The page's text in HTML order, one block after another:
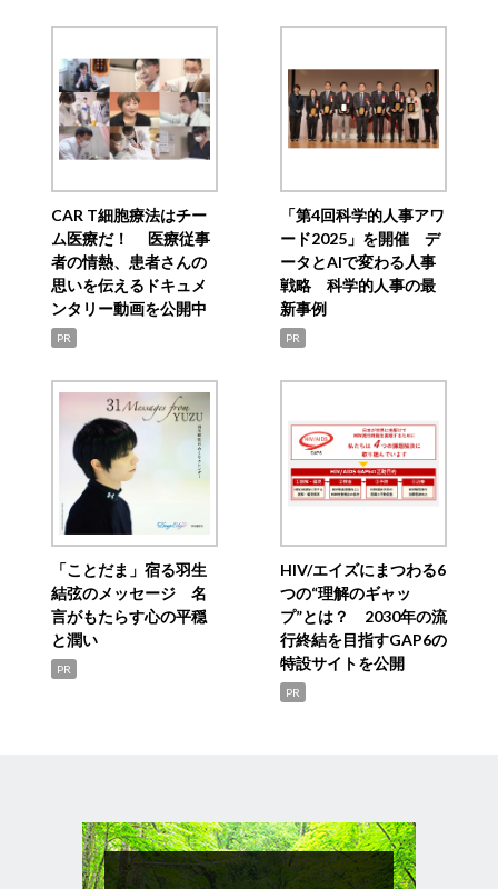
CAR T細胞療法はチー
ム医療だ！ 医療従事
者の情熱、患者さんの
思いを伝えるドキュメ
ンタリー動画を公開中
PR
「第4回科学的人事アワ
ード2025」を開催 デ
ータとAIで変わる人事
戦略 科学的人事の最
新事例
PR
「ことだま」宿る羽生
結弦のメッセージ 名
言がもたらす心の平穏
と潤い
PR
HIV/エイズにまつわる6
つの“理解のギャッ
プ”とは？ 2030年の流
行終結を目指すGAP6の
特設サイトを公開
PR